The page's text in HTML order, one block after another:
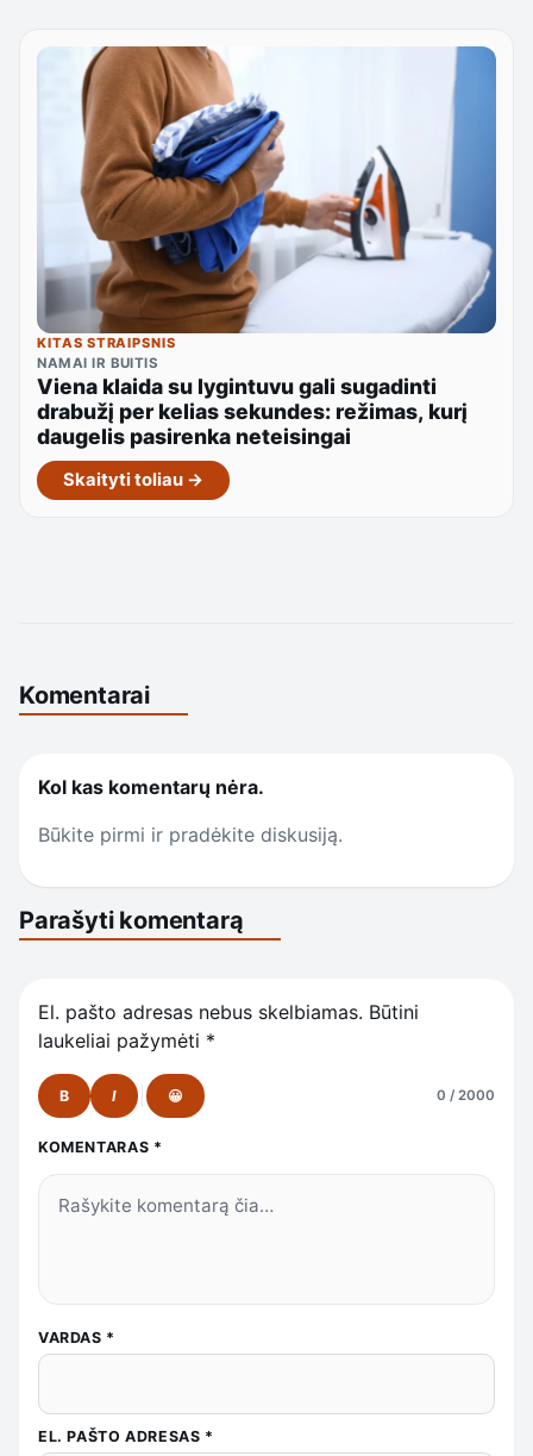
KITAS STRAIPSNIS
NAMAI IR BUITIS
Viena klaida su lygintuvu gali sugadinti
drabužį per kelias sekundes: režimas, kurį
daugelis pasirenka neteisingai
Skaityti toliau →
Komentarai
Kol kas komentarų nėra.
Būkite pirmi ir pradėkite diskusiją.
Parašyti komentarą
El. pašto adresas nebus skelbiamas. Būtini
laukeliai pažymėti *
B I 😀 0 / 2000
KOMENTARAS *
VARDAS *
EL. PAŠTO ADRESAS *